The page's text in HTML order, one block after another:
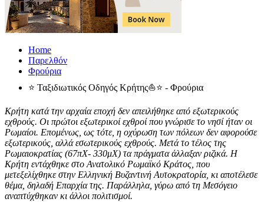
Home
Παρελθόν
Φρούρια
⭐ Ταξιδιωτικός Οδηγός Κρήτης⛵⭐ - Φρούρια
Κρήτη κατά την αρχαία εποχή δεν απειλήθηκε από εξωτερικούς
εχθρούς. Οι πρώτοι εξωτερικοί εχθροί που γνώρισε το νησί ήταν οι
Ρωμαίοι. Επομένως, ως τότε, η οχύρωση των πόλεων δεν αφορούσε
εξωτερικούς, αλλά εσωτερικούς εχθρούς. Μετά το τέλος της
Ρωμαιοκρατίας (67πΧ- 330μΧ) τα πράγματα άλλαξαν ριζικά. Η
Κρήτη εντάχθηκε στο Ανατολικό Ρωμαϊκό Κράτος, που
μετεξελίχθηκε στην Ελληνική Βυζαντινή Αυτοκρατορία, κι αποτέλεσε
θέμα, δηλαδή Επαρχία της. Παράλληλα, γύρω από τη Μεσόγειο
αναπτύχθηκαν κι άλλοι πολιτισμοί.